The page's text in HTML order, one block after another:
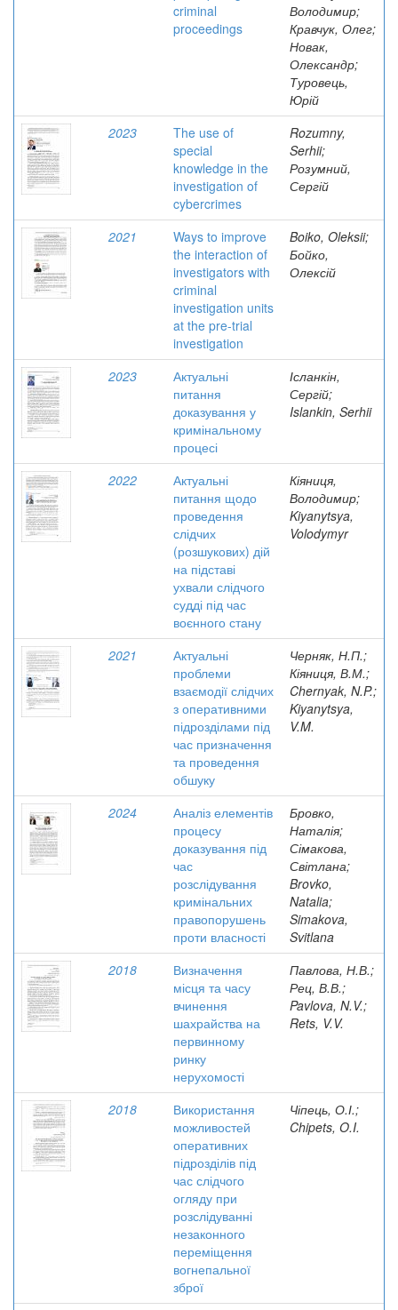
criminal
proceedings
Володимир;
Кравчук, Олег;
Новак,
Олександр;
Туровець,
Юрій
2023
The use of
special
knowledge in the
investigation of
cybercrimes
Rozumny,
Serhii;
Розумний,
Сергій
2021
Ways to improve
the interaction of
investigators with
criminal
investigation units
at the pre-trial
investigation
Boiko, Oleksii;
Бойко,
Олексій
2023
Актуальні
питання
доказування у
кримінальному
процесі
Ісланкін,
Сергій;
Islankin, Serhii
2022
Актуальні
питання щодо
проведення
слідчих
(розшукових) дій
на підставі
ухвали слідчого
судді під час
воєнного стану
Кіяниця,
Володимир;
Kiyanytsya,
Volodymyr
2021
Актуальні
проблеми
взаємодії слідчих
з оперативними
підрозділами під
час призначення
та проведення
обшуку
Черняк, Н.П.;
Кіяниця, В.М.;
Chernyak, N.P.;
Kiyanytsya,
V.M.
2024
Аналіз елементів
процесу
доказування під
час
розслідування
кримінальних
правопорушень
проти власності
Бровко,
Наталія;
Сімакова,
Світлана;
Brovko,
Natalia;
Simakova,
Svitlana
2018
Визначення
місця та часу
вчинення
шахрайства на
первинному
ринку
нерухомості
Павлова, Н.В.;
Рец, В.В.;
Pavlova, N.V.;
Rets, V.V.
2018
Використання
можливостей
оперативних
підрозділів під
час слідчого
огляду при
розслідуванні
незаконного
переміщення
вогнепальної
зброї
Чіпець, О.І.;
Chipets, O.I.